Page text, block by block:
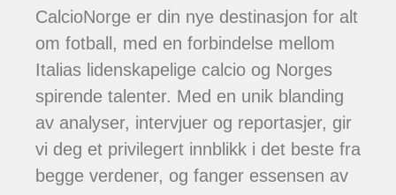
CalcioNorge er din nye destinasjon for alt
om fotball, med en forbindelse mellom
Italias lidenskapelige calcio og Norges
spirende talenter. Med en unik blanding
av analyser, intervjuer og reportasjer, gir
vi deg et privilegert innblikk i det beste fra
begge verdener, og fanger essensen av